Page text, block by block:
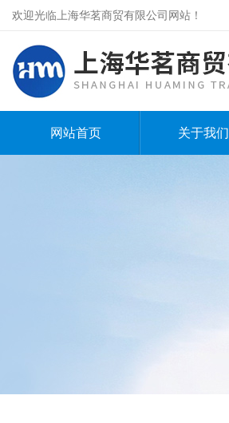
欢迎光临上海华茗商贸有限公司网站！
网站首页 关于我们